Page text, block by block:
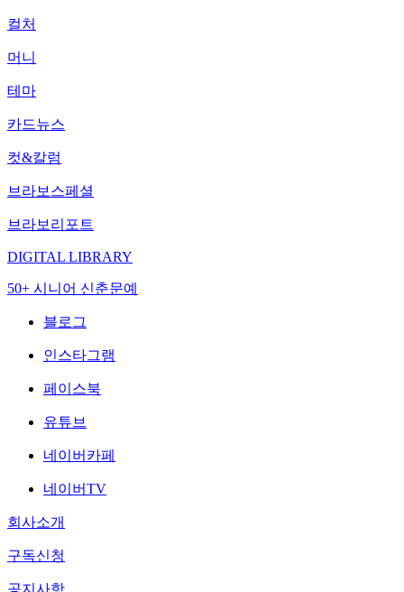
컬처
머니
테마
카드뉴스
컷&칼럼
브라보스페셜
브라보리포트
DIGITAL LIBRARY
50+ 시니어 신춘문예
블로그
인스타그램
페이스북
유튜브
네이버카페
네이버TV
회사소개
구독신청